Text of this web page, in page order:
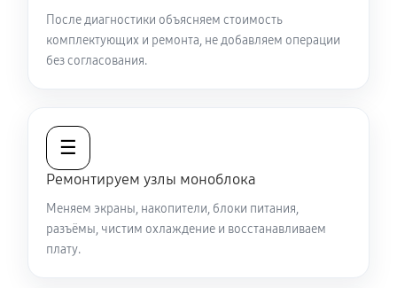
После диагностики объясняем стоимость
комплектующих и ремонта, не добавляем операции
без согласования.
☰
Ремонтируем узлы моноблока
Меняем экраны, накопители, блоки питания,
разъёмы, чистим охлаждение и восстанавливаем
плату.